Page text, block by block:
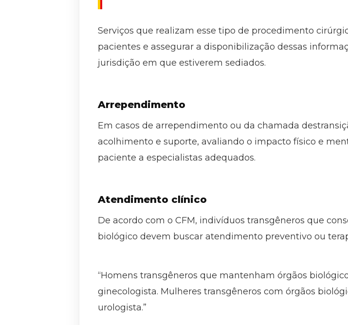
Serviços que realizam esse tipo de procedimento
pacientes e assegurar a disponibilização dessas
jurisdição em que estiverem sediados.
Arrependimento
Em casos de arrependimento ou da chamada
acolhimento e suporte, avaliando o impacto físico e
paciente a especialistas adequados.
Atendimento clínico
De acordo com o CFM, indivíduos transgêneros que
biológico devem buscar atendimento preventivo ou
“Homens transgêneros que mantenham órgãos
ginecologista. Mulheres transgêneros com órgãos
urologista.”